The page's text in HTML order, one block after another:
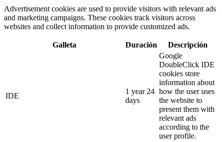
Advertisement cookies are used to provide visitors with relevant ads
and marketing campaigns. These cookies track visitors across
websites and collect information to provide customized ads.
Galleta Duración Descripción
IDE
1 year 24
days
Google
DoubleClick IDE
cookies store
information about
how the user uses
the website to
present them with
relevant ads
according to the
user profile.